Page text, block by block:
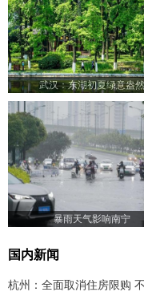
武汉：东湖初夏绿意盎然
暴雨天气影响南宁
国内新闻
杭州：全面取消住房限购